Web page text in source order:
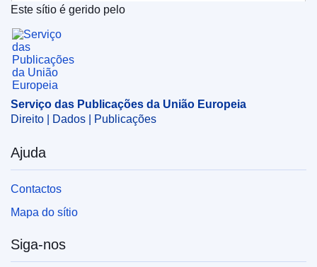
Governos dos Estados-Membros
Tema:
discriminação sexual
de tratamento
organização desportiva, política do desporto da UE
CELEX : 52023XG01362
ELI :
pdfa2a
Mostrar todos os números desta coleção
Serviço das Publicações da União Europeia
Este sítio é gerido pelo
Serviço das Publicações da União Europeia
Direito | Dados | Publicações
Ajuda
Contactos
Mapa do sítio
Siga-nos